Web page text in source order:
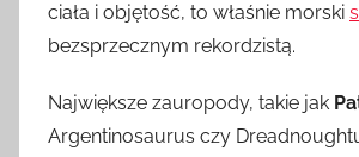
ciała i objętość, to właśnie morski
bezsprzecznym rekordzistą.
Największe zauropody, takie jak
Argentinosaurus czy